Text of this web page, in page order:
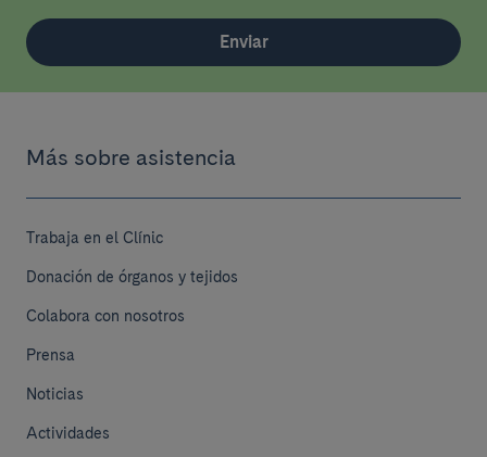
Enviar
Más sobre asistencia
Trabaja en el Clínic
Donación de órganos y tejidos
Colabora con nosotros
Prensa
Noticias
Actividades